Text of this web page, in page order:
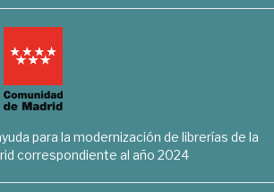
para la modernización de librerías de la
correspondiente al año 2024